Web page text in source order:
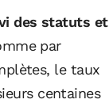
des statuts et
par
le taux
centaines